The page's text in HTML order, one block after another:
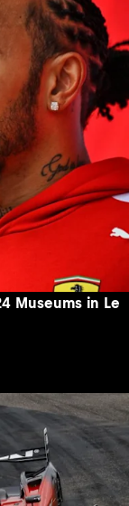
Museums in Le